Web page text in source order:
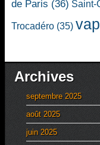
de Paris (36) Saint-
Trocadéro (35)
Archives
septembre 2025
août 2025
juin 2025